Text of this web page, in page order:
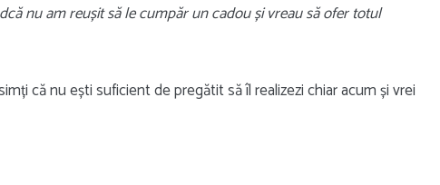
nu am reușit să le cumpăr un cadou și vreau să ofer totul
că nu ești suficient de pregătit să îl realizezi chiar acum și vrei